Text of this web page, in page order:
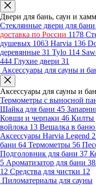
Двери для бань, саун и
Стеклянные двери для
доставка по России 1178
душевых 1063 Harvia 136
деревянные 31 Tylo 114
444 Глухие двери 31
Аксессуары для сауны и
Аксессуары для сауны и
Термометры с выносной
Шайка для бани 45
Ковши и черпаки 46 Килты
войлока 13 Вешалка в баню
Аксессуары Harvia Legend
бани 64 Термометры 56
Подголовник для бани 37
5 Ароматизатор для бани
12 Средства для чистки 12
Пиломатериалы для сауны